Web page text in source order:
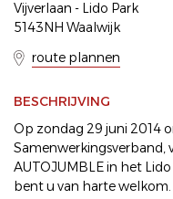
Vijverlaan - Lido Park
5143NH Waalwijk
route plannen
BESCHRIJVING
Op zondag 29 juni 2014
Samenwerkingsverband,
AUTOJUMBLE in het
bent u van harte